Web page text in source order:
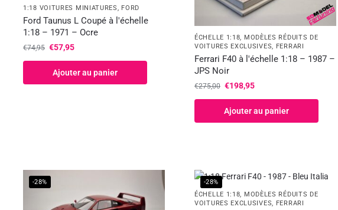
1:18 VOITURES MINIATURES FORD
Ford Taunus L Coupé à l'échelle
1:18 – 1971 – Ocre
€74,95 €57,95
Ajouter au panier
ÉCHELLE 1:18, MODÈLES RÉDUITS DE
VOITURES EXCLUSIVES, FERRARI
Ferrari F40 à l'échelle 1:18 – 1987 –
JPS Noir
€275,00 €198,95
Ajouter au panier
-28%
-28%
ÉCHELLE 1:18, MODÈLES RÉDUITS DE
VOITURES EXCLUSIVES, FERRARI